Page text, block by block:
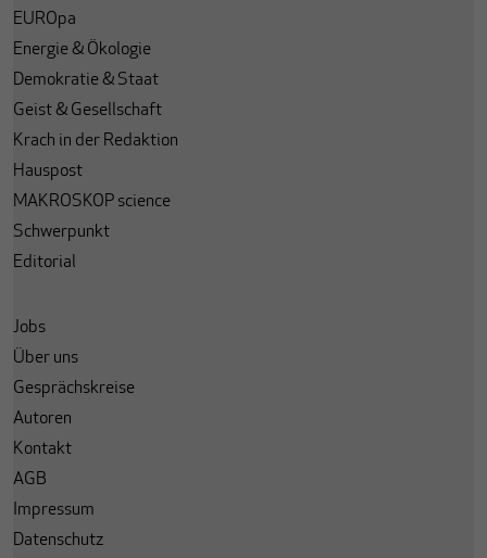
EUROpa
Energie & Ökologie
Demokratie & Staat
Geist & Gesellschaft
Krach in der Redaktion
Hauspost
MAKROSKOP science
Schwerpunkt
Editorial
Jobs
Über uns
Gesprächskreise
Autoren
Kontakt
AGB
Impressum
Datenschutz